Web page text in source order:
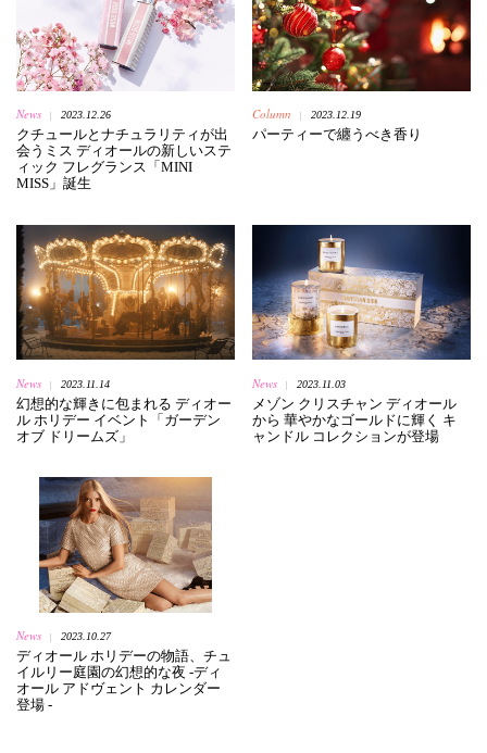
News 2023.12.26
クチュールとナチュラリティが出
会うミス ディオールの新しいステ
ィック フレグランス「MINI
MISS」誕生
Column 2023.12.19
パーティーで纏うべき香り
News | 2023.11.14
幻想的な輝きに包まれる ディオー
ル ホリデー イベント「ガーデン
オブ ドリームズ」
News | 2023.11.03
メゾン クリスチャン ディオール
から 華やかなゴールドに輝く キ
ャンドル コレクションが登場
News 2023.10.27
ディオール ホリデーの物語、チュ
イルリー庭園の幻想的な夜 -ディ
オール アドヴェント カレンダー
登場 -